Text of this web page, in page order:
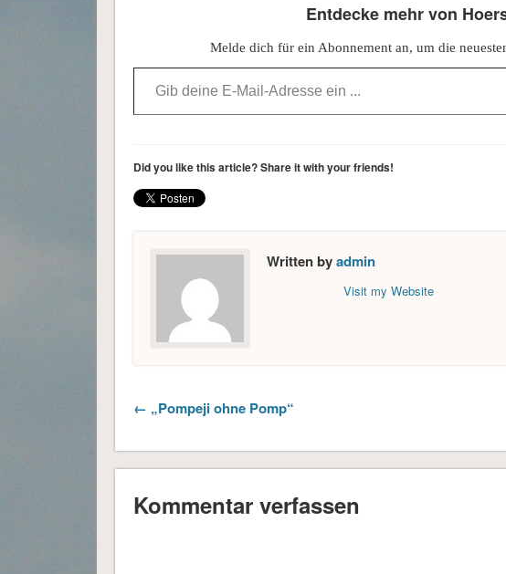
Entdecke mehr von
Melde dich für ein Abonnement an, um die
Gib deine E-Mail-Adresse ein ...
Did you like this article? Share it with your friends!
Written byadmin
Visit my Website
← „Pompeji ohne Pomp“
Kommentar verfassen